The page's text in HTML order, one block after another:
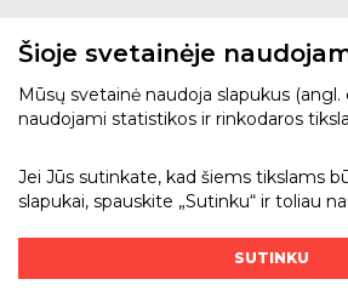
Telefonas:+370 5 215
Adresas: Vilkpėdės g. 4, LT-
Bendraukime
Šioje svetainėje
Mūsų svetainė naudoja slapukus (angl.
naudojami statistikos ir rinkodaros
Jei Jūs sutinkate, kad šiems tikslams
slapukai, spauskite „Sutinku“ ir toliau
SUTINKU